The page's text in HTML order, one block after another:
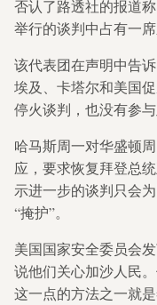
否认了路透社的报道
举行的谈判中占有一席
该代表团在声明中告
埃及、卡塔尔和美国
停火谈判，也没有参
哈马斯周一对华盛顿
应，要求恢复拜登总
示进一步的谈判只会
“掩护”。
美国国家安全委员会
说他们关心加沙人民
这一点的方法之一就